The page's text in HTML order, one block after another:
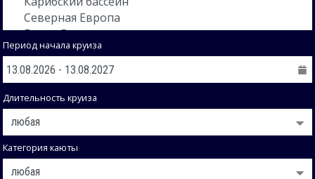
Период начала круиза
Длительность круиза
Категория каюты